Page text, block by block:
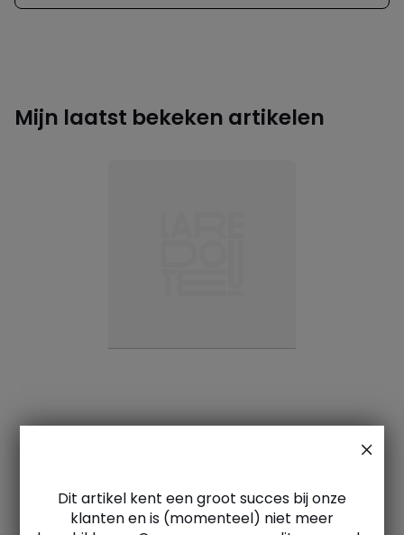
Mijn laatst bekeken artikelen
Dit artikel kent een groot succes bij onze
klanten en is (momenteel) niet meer